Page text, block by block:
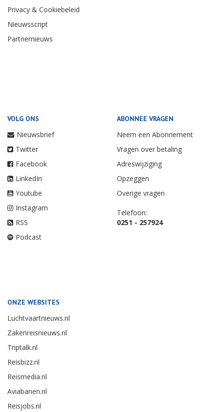
Privacy & Cookiebeleid
Nieuwsscript
Partnernieuws
VOLG ONS
Nieuwsbrief
Twitter
Facebook
LinkedIn
Youtube
Instagram
RSS
Podcast
ABONNEE VRAGEN
Neem een Abonnement
Vragen over betaling
Adreswijziging
Opzeggen
Overige vragen
Telefoon:
0251 - 257924
ONZE WEBSITES
Luchtvaartnieuws.nl
Zakenreisnieuws.nl
Triptalk.nl
Reisbizz.nl
Reismedia.nl
Aviabanen.nl
Reisjobs.nl